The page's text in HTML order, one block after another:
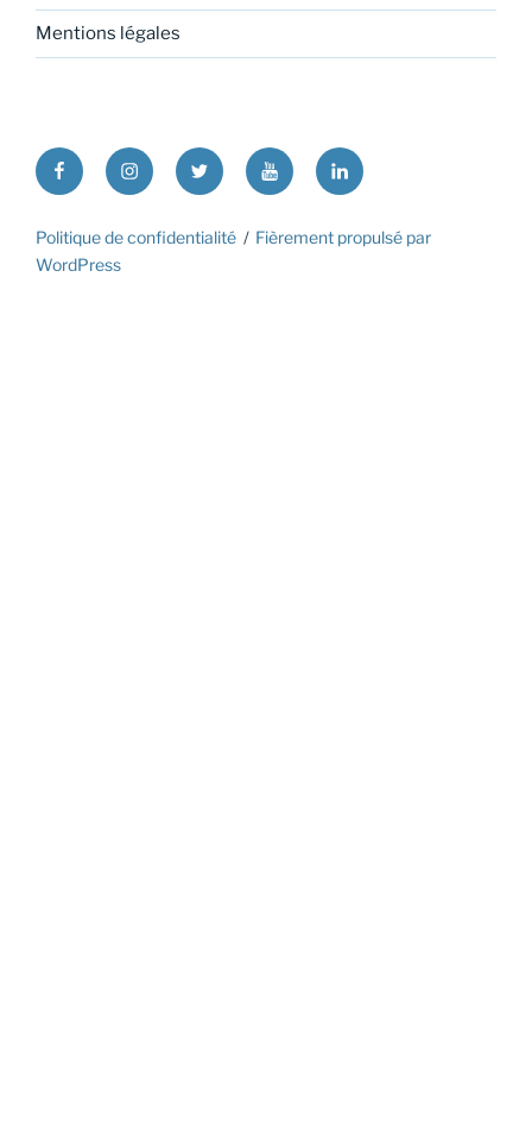
Mentions légales
FacebookInstagramTwitter YoutubeLinkedin
Politique de confidentialité
Fièrement propulsé par
WordPress